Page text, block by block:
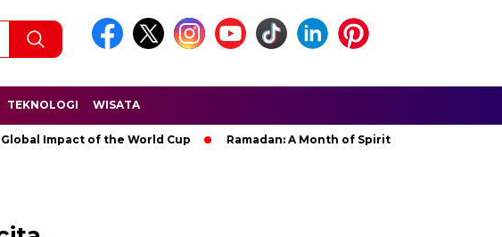
TEKNOLOGI WISATA
of the World Cup Ramadan: A Month of Spiritual Reflection, Devotion,